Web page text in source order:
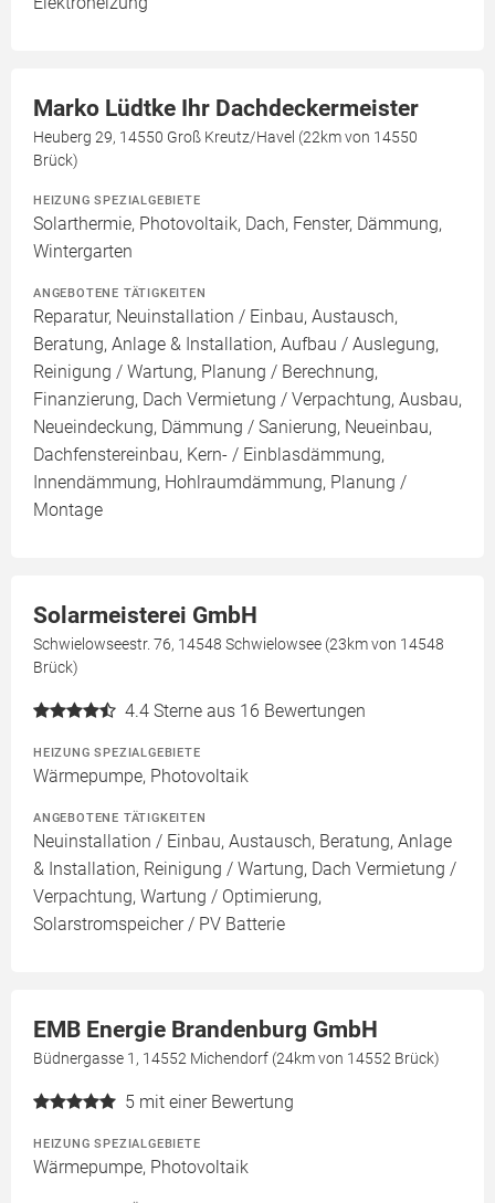
Marko Lüdtke Ihr Dachdeckermeister
Heuberg 29, 14550 Groß Kreutz/Havel (22km von 14550
Brück)
HEIZUNG SPEZIALGEBIETE
Solarthermie, Photovoltaik, Dach, Fenster, Dämmung,
Wintergarten
ANGEBOTENE TÄTIGKEITEN
Reparatur, Neuinstallation / Einbau, Austausch,
Beratung, Anlage & Installation, Aufbau / Auslegung,
Reinigung / Wartung, Planung / Berechnung,
Finanzierung, Dach Vermietung / Verpachtung, Ausbau,
Neueindeckung, Dämmung / Sanierung, Neueinbau,
Dachfenstereinbau, Kern- / Einblasdämmung,
Innendämmung, Hohlraumdämmung, Planung /
Montage
Solarmeisterei GmbH
Schwielowseestr. 76, 14548 Schwielowsee (23km von 14548
Brück)
4.4 Sterne aus 16 Bewertungen
HEIZUNG SPEZIALGEBIETE
Wärmepumpe, Photovoltaik
ANGEBOTENE TÄTIGKEITEN
Neuinstallation / Einbau, Austausch, Beratung, Anlage
& Installation, Reinigung / Wartung, Dach Vermietung /
Verpachtung, Wartung / Optimierung,
Solarstromspeicher / PV Batterie
EMB Energie Brandenburg GmbH
Büdnergasse 1, 14552 Michendorf (24km von 14552 Brück)
5 mit einer Bewertung
HEIZUNG SPEZIALGEBIETE
Wärmepumpe, Photovoltaik